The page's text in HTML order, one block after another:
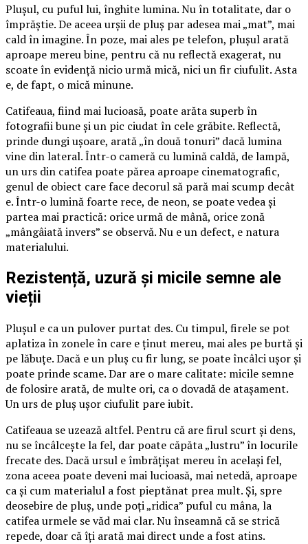
Plușul, cu puful lui, înghite lumina. Nu în totalitate, dar o
împrăștie. De aceea urșii de pluș par adesea mai „mat”, mai
cald în imagine. În poze, mai ales pe telefon, plușul arată
aproape mereu bine, pentru că nu reflectă exagerat, nu
scoate în evidență nicio urmă mică, nici un fir ciufulit. Asta
e, de fapt, o mică minune.
Catifeaua, fiind mai lucioasă, poate arăta superb în
fotografii bune și un pic ciudat în cele grăbite. Reflectă,
prinde dungi ușoare, arată „în două tonuri” dacă lumina
vine din lateral. Într-o cameră cu lumină caldă, de lampă,
un urs din catifea poate părea aproape cinematografic,
genul de obiect care face decorul să pară mai scump decât
e. Într-o lumină foarte rece, de neon, se poate vedea și
partea mai practică: orice urmă de mână, orice zonă
„mângâiată invers” se observă. Nu e un defect, e natura
materialului.
Rezistență, uzură și micile semne ale
vieții
Plușul e ca un pulover purtat des. Cu timpul, firele se pot
aplatiza în zonele în care e ținut mereu, mai ales pe burtă și
pe lăbuțe. Dacă e un pluș cu fir lung, se poate încâlci ușor și
poate prinde scame. Dar are o mare calitate: micile semne
de folosire arată, de multe ori, ca o dovadă de atașament.
Un urs de pluș ușor ciufulit pare iubit.
Catifeaua se uzează altfel. Pentru că are firul scurt și dens,
nu se încâlcește la fel, dar poate căpăta „lustru” în locurile
frecate des. Dacă ursul e îmbrățișat mereu în același fel,
zona aceea poate deveni mai lucioasă, mai netedă, aproape
ca și cum materialul a fost pieptănat prea mult. Și, spre
deosebire de pluș, unde poți „ridica” puful cu mâna, la
catifea urmele se văd mai clar. Nu înseamnă că se strică
repede, doar că îți arată mai direct unde a fost atins.